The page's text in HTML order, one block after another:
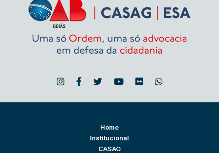
Home
Institucional
CASAG